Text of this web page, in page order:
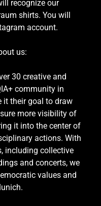
recognize our
shirts. You will
account.
us:
30 creative and
community in
it their goal to draw
more visibility of
it into the center of
actions. With
including collective
and concerts, we
values and